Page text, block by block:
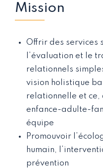
Mission
Offrir des services
l’évaluation et le
relationnels
vision holistique
relationnelle et ce,
enfance-adulte-
équipe
Promouvoir
humain,
prévention